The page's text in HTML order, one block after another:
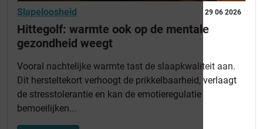
29 06 2026
Slapeloosheid
Hittegolf: warmte ook op de mentale
gezondheid weegt
Vooral nachtelijke warmte tast de slaapkwaliteit aan.
Dit hersteltekort verhoogt de prikkelbaarheid, verlaagt
de stresstolerantie en kan de emotieregulatie
bemoeilijken...